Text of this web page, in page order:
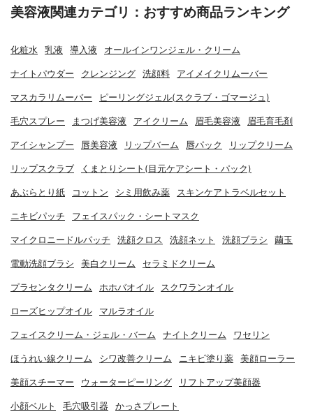
美容液関連カテゴリ：おすすめ商品ランキング
化粧水 乳液 導入液 オールインワンジェル・クリーム
ナイトパウダー クレンジング 洗顔料 アイメイクリムーバー
マスカラリムーバー ピーリングジェル(スクラブ・ゴマージュ)
毛穴スプレー まつげ美容液 アイクリーム 眉毛美容液 眉毛育毛剤
アイシャンプー 唇美容液 リップバーム 唇パック リップクリーム
リップスクラブ くまとりシート(目元ケアシート・パック)
あぶらとり紙 コットン シミ用飲み薬 スキンケアトラベルセット
ニキビパッチ フェイスパック・シートマスク
マイクロニードルパッチ 洗顔クロス 洗顔ネット 洗顔ブラシ 繭玉
電動洗顔ブラシ 美白クリーム セラミドクリーム
プラセンタクリーム ホホバオイル スクワランオイル
ローズヒップオイル マルラオイル
フェイスクリーム・ジェル・バーム ナイトクリーム ワセリン
ほうれい線クリーム シワ改善クリーム ニキビ塗り薬 美顔ローラー
美顔スチーマー ウォーターピーリング リフトアップ美顔器
小顔ベルト 毛穴吸引器 かっさプレート